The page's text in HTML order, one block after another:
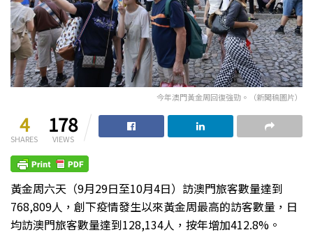
今年澳門黃金周回復強勁。（新聞稿圖片）
4
SHARES
178
VIEWS
黃金周六天（9月29日至10月4日）訪澳門旅客數量達到
768,809人，創下疫情發生以來黃金周最高的訪客數量，日
均訪澳門旅客數量達到128,134人，按年增加412.8%。